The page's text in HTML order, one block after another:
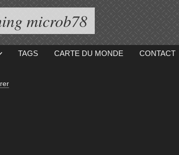
microb78
TAGS CARTE DU MONDE CONTACT